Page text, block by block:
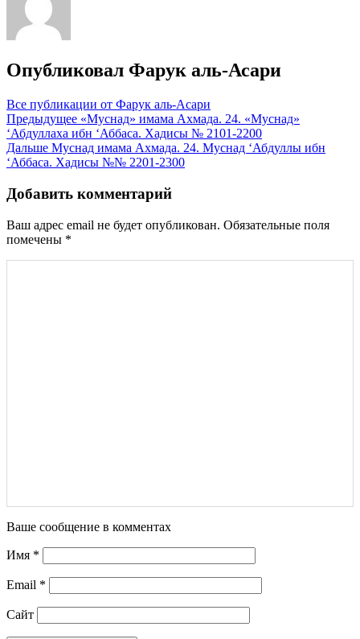
Опубликовал Фарук аль-Асари
Все публикации от Фарук аль-Асари
Навигация
по
записям
Предыдущее «Муснад» имама Ахмада. 24. «Муснад»
‘Абдуллаха ибн ‘Аббаса. Хадисы № 2101-2200
Дальше Муснад имама Ахмада. 24. Муснад ‘Абдуллы ибн
‘Аббаса. Хадисы №№ 2201-2300
Добавить комментарий
Ваш адрес email не будет опубликован. Обязательные поля
помечены *
Ваше сообщение в комментах
Имя *
Email *
Сайт